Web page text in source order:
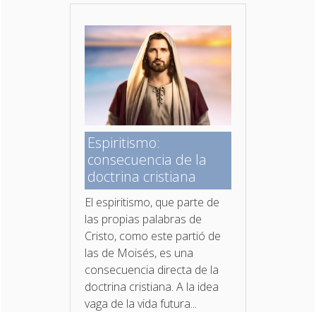
Espiritismo:
consecuencia de la
doctrina cristiana
El espiritismo, que parte de
las propias palabras de
Cristo, como este partió de
las de Moisés, es una
consecuencia directa de la
doctrina cristiana. A la idea
vaga de la vida futura...